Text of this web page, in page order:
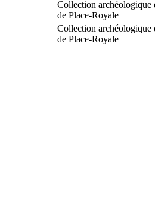
Collection archéologique
de Place-Royale
Collection archéologique
de Place-Royale